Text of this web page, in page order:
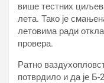
више тестних
лета. Тако је
летовима ради
провера.
Ратно
потврдило и да је